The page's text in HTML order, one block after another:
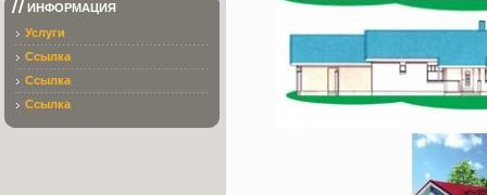
ИНФОРМАЦИЯ
Услуги
Ссылка
Ссылка
Ссылка